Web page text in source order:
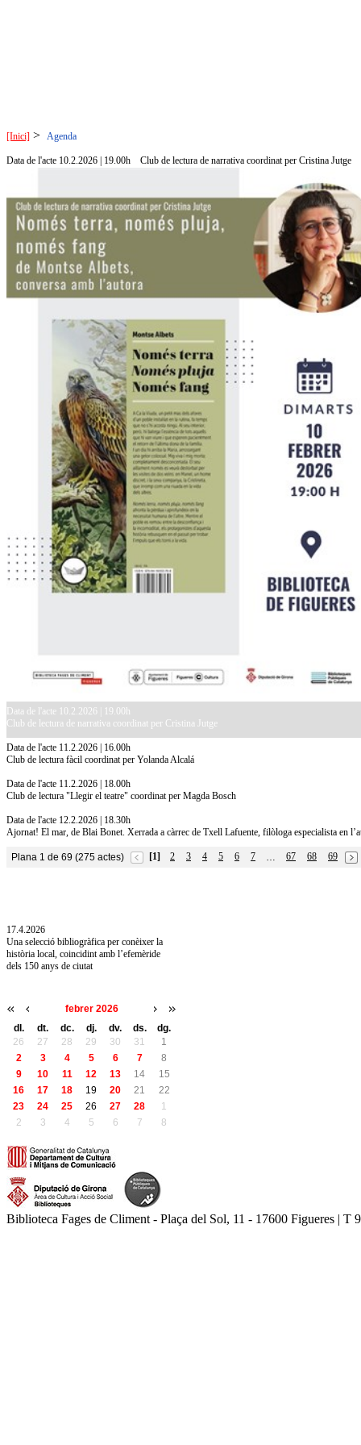
[Inici] > Agenda
Data de l'acte 10.2.2026 | 19.00h Club de lectura de narrativa coordinat per Cristina Jutge
Data de l'acte 10.2.2026 | 19.00h
Club de lectura de narrativa coordinat per Cristina Jutge
Data de l'acte 11.2.2026 | 16.00h
Club de lectura fàcil coordinat per Yolanda Alcalá
Data de l'acte 11.2.2026 | 18.00h
Club de lectura "Llegir el teatre" coordinat per Magda Bosch
Data de l'acte 12.2.2026 | 18.30h
Ajornat! El mar, de Blai Bonet. Xerrada a càrrec de Txell Lafuente, filòloga especialista en
Plana 1 de 69 (275 actes) [1] 2 3 4 5 6 7 … 67 68
69
17.4.2026
Una selecció bibliogràfica per conèixer la
història local, coincidint amb l’efemèride
dels 150 anys de ciutat
febrer 2026
dl.
dt. dc. dj. dv. ds.
dg.
26
27 28 29 30 31
1
2
3 4 5 6 7
8
9
10 11 12 13 14
15
16
17 18 19 20 21
22
23
24 25 26 27 28
1
2
3 4 5 6 7 8
Biblioteca Fages de Climent - Plaça del Sol, 11 - 17600 Figueres |